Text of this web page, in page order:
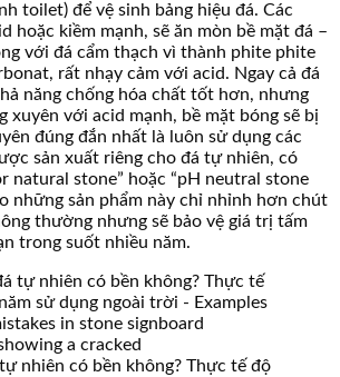
toilet) để vệ sinh bảng hiệu đá. Các
hoặc kiềm mạnh, sẽ ăn mòn bề mặt đá –
với đá cẩm thạch vì thành phite phite
rất nhạy cảm với acid. Ngay cả đá
năng chống hóa chất tốt hơn, nhưng
xuyên với acid mạnh, bề mặt bóng sẽ bị
đúng đắn nhất là luôn sử dụng các
sản xuất riêng cho đá tự nhiên, có
natural stone” hoặc “pH neutral stone
những sản phẩm này chỉ nhỉnh hơn chút
thường nhưng sẽ bảo vệ giá trị tấm
trong suốt nhiều năm.
nhiên có bền không? Thực tế độ